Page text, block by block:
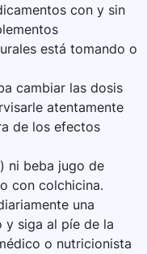
con y sin
está tomando o
cambiar las dosis
atentamente
de los efectos
ni beba jugo de
con colchicina.
una
y siga al píe de la
o nutricionista